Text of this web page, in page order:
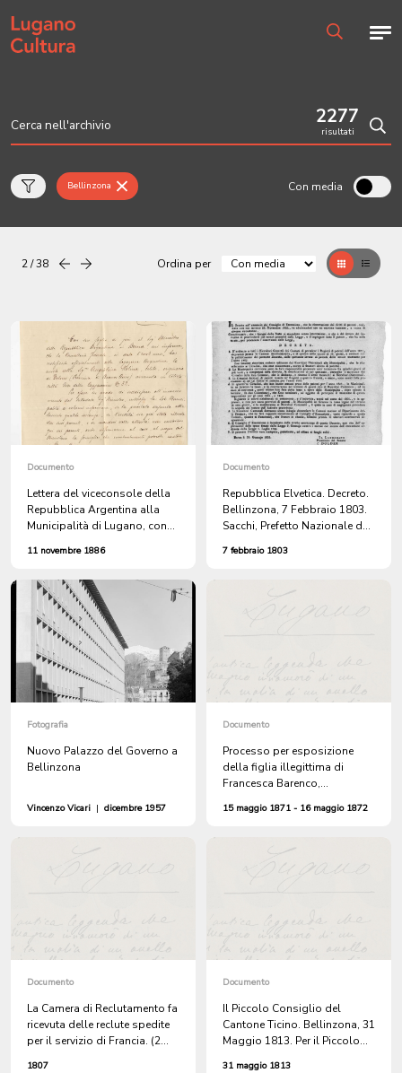
Home page
2277
risultati
Bellinzona Con media
2 / 38 Precedentesuccessiva Ordina per GrigliaTable
Documento
Lettera del viceconsole della
Repubblica Argentina alla
Municipalità di Lugano, con
della defunta Angiolina
Dolores (provincia di Buenos
Aires), deceduta a Lugano
11 novembre 1886
Documento
Repubblica Elvetica. Decreto.
Bellinzona, 7 Febbraio 1803.
Sacchi, Prefetto Nazionale del
7 febbraio 1803
Fotografia
Nuovo Palazzo del Governo a
Bellinzona
Vincenzo Vicari | dicembre 1957
Documento
Processo per esposizione
della figlia illegittima di
Francesca Barenco,
Marianna Ulrich di Bellinzona
Novazzano per essere portata
15 maggio 1871 - 16 maggio 1872
Documento
La Camera di Reclutamento fa
ricevuta delle reclute spedite
per il servizio di Francia. (2
1807
Documento
Il Piccolo Consiglio del
Cantone Ticino. Bellinzona, 31
Maggio 1813. Per il Piccolo
31 maggio 1813